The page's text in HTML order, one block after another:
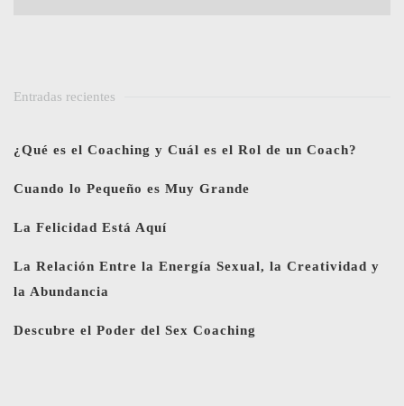
Entradas recientes
¿Qué es el Coaching y Cuál es el Rol de un Coach?
Cuando lo Pequeño es Muy Grande
La Felicidad Está Aquí
La Relación Entre la Energía Sexual, la Creatividad y
la Abundancia
Descubre el Poder del Sex Coaching